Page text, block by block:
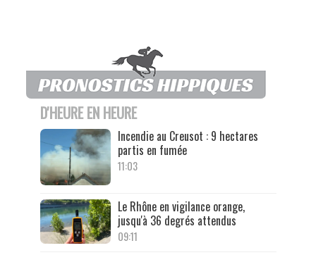
D'HEURE EN HEURE
Incendie au Creusot : 9 hectares
partis en fumée
11:03
Le Rhône en vigilance orange,
jusqu'à 36 degrés attendus
09:11